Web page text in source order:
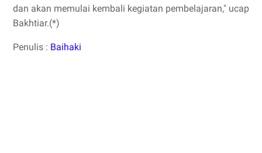
dan akan memulai kembali kegiatan pembelajaran," ucap
Bakhtiar.(*)
Penulis : Baihaki